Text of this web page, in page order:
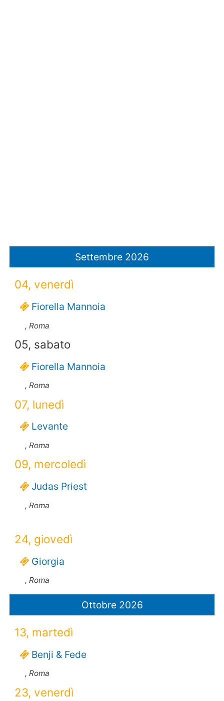
Settembre 2026
04, venerdì
Fiorella Mannoia
, Roma
05, sabato
Fiorella Mannoia
, Roma
07, lunedì
Levante
, Roma
09, mercoledì
Judas Priest
, Roma
24, giovedì
Giorgia
, Roma
Ottobre 2026
13, martedì
Benji & Fede
, Roma
23, venerdì